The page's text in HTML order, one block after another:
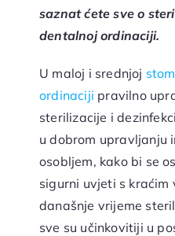
saznat ćete sve o
dentalnoj ordinaciji.
U maloj i srednjoj
ordinaciji pravilno
sterilizacije i
u dobrom upravljanju
osobljem, kako bi se
sigurni uvjeti s kraćim
današnje vrijeme
sve su učinkovitiji u